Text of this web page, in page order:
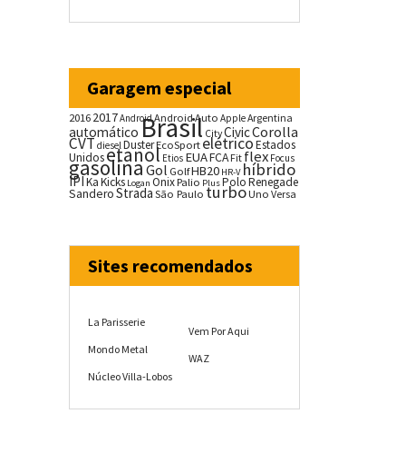
Garagem especial
20162017AndroidAndroid Auto AppleArgentina
automáticoBrasil CityCivicCorolla
CVTdieselDusterEcoSportelétricoEstados
Unidosetanol Etios EUAFCA Fit flex Focus
gasolina Gol GolfHB20 HR-V híbrido
IPIKaKicks Logan OnixPalio PlusPoloRenegade
SanderoStrada São Paulo turboUno Versa
Sites recomendados
La Parisserie
Mondo Metal
Núcleo Villa-Lobos
Vem Por Aqui
WAZ